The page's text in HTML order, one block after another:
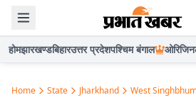
होमझारखण्डबिहारउत्तर प्रदेशपश्चिम बंगाल
Home State Jharkhand West